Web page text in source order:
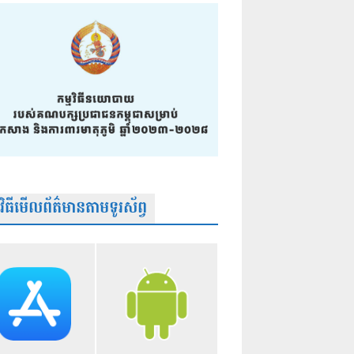
ធីមើលព័ត៌មានតាមទូរស័ព្វ